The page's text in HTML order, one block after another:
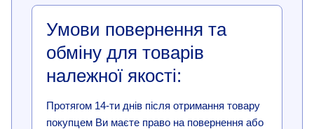
Умови повернення та
обміну для товарів
належної якості:
Протягом 14-ти днів після отримання товару
покупцем Ви маєте право на повернення або